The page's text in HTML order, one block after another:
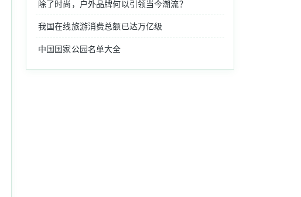
除了时尚，户外品牌何以引领当今潮流？
我国在线旅游消费总额已达万亿级
中国国家公园名单大全